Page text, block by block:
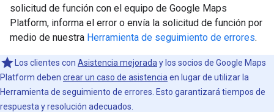
solicitud de función con el equipo de Google Maps
Platform, informa el error o envía la solicitud de función por
medio de nuestra Herramienta de seguimiento de errores.
Los clientes con Asistencia mejorada y los socios de Google Maps
Platform deben crear un caso de asistencia en lugar de utilizar la
Herramienta de seguimiento de errores. Esto garantizará tiempos de
respuesta y resolución adecuados.